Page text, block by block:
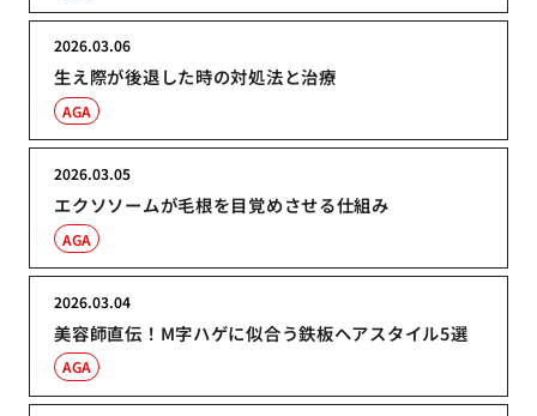
生え際が後退した時の対処法と治療
2026.03.06
AGA
エクソソームが毛根を目覚めさせる仕組み
2026.03.05
AGA
美容師直伝！M字ハゲに似合う鉄板ヘアスタイル5選
2026.03.04
AGA